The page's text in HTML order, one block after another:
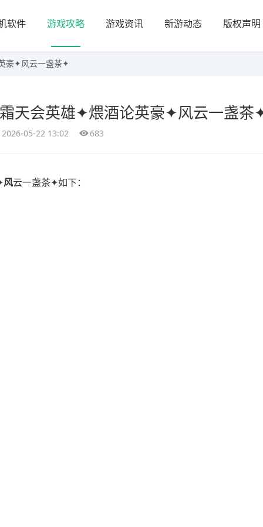
软件 游戏攻略 游戏资讯 新游动态 版权声明
豪✦风云一盏茶✦
天会英雄✦煨酒论英豪✦风云一盏茶
2026-05-22 13:02 683
风云一盏茶✦如下：